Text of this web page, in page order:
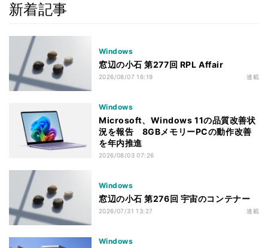
新着記事
Windows
窓辺の小石 第277回 RPL Affair
2026/08/07 16:19 連載
Windows
Microsoft、Windows 11の品質改善状
況を報告 8GBメモリーPCの動作改善
を年内推進
2026/08/03 07:26
Windows
窓辺の小石 第276回 宇宙のコンテナー
2026/07/31 13:27 連載
Windows